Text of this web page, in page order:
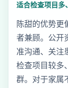
适合检查项目多
陈甜的优势更
者兼顾。公开
准沟通、关注
检查项目较多
群。对于家属